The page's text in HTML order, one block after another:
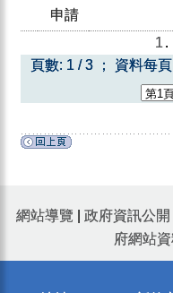
申請
1 .
頁數: 1 / 3 ； 資料每
網站導覽 政府資訊公開
府網站